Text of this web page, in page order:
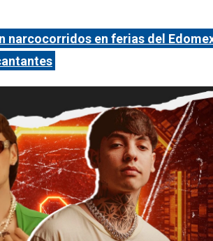
narcocorridos en ferias del